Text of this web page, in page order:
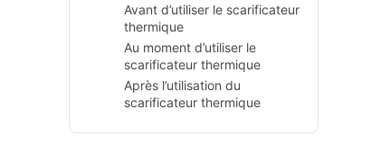
Avant d’utiliser le scarificateur
thermique
Au moment d’utiliser le
scarificateur thermique
Après l’utilisation du
scarificateur thermique